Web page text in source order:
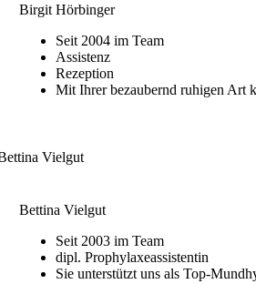
Birgit Hörbinger
Seit 2004 im Team
Assistenz
Rezeption
Mit Ihrer bezaubernd ruhigen Art
Bettina Vielgut
Seit 2003 im Team
dipl. Prophylaxeassistentin
Sie unterstützt uns als Top-